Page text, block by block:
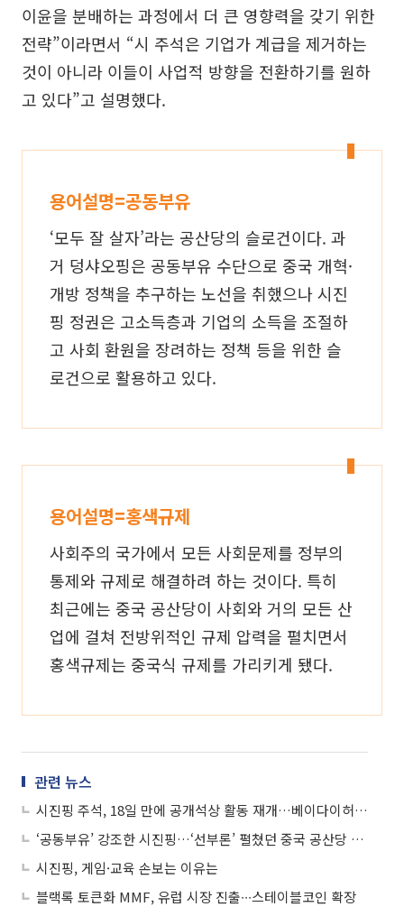
이윤을 분배하는 과정에서 더 큰 영향력을 갖기 위한
전략”이라면서 “시 주석은 기업가 계급을 제거하는
것이 아니라 이들이 사업적 방향을 전환하기를 원하
고 있다”고 설명했다.
용어설명=공동부유
‘모두 잘 살자’라는 공산당의 슬로건이다. 과
거 덩샤오핑은 공동부유 수단으로 중국 개혁·
개방 정책을 추구하는 노선을 취했으나 시진
핑 정권은 고소득층과 기업의 소득을 조절하
고 사회 환원을 장려하는 정책 등을 위한 슬
로건으로 활용하고 있다.
용어설명=홍색규제
사회주의 국가에서 모든 사회문제를 정부의
통제와 규제로 해결하려 하는 것이다. 특히
최근에는 중국 공산당이 사회와 거의 모든 산
업에 걸쳐 전방위적인 규제 압력을 펼치면서
홍색규제는 중국식 규제를 가리키게 됐다.
관련 뉴스
시진핑 주석, 18일 만에 공개석상 활동 재개…베이다이허 회의 마쳤나
‘공동부유’ 강조한 시진핑…‘선부론’ 펼쳤던 중국 공산당 40년 만에 원점으로 회귀
시진핑, 게임·교육 손보는 이유는
블랙록 토큰화 MMF, 유럽 시장 진출∙∙∙스테이블코인 확장